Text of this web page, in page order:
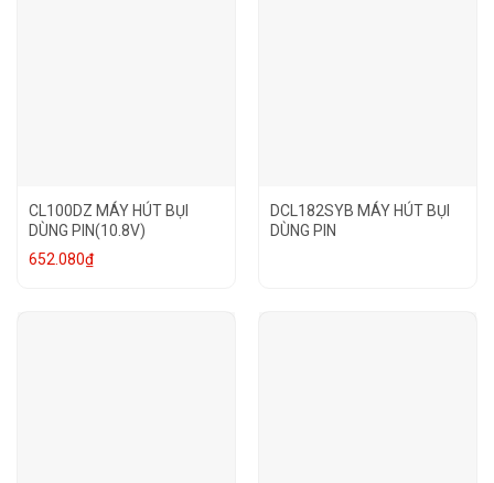
CL100DZ MÁY HÚT BỤI
DÙNG PIN(10.8V)
652.080₫
DCL182SYB MÁY HÚT BỤI
DÙNG PIN